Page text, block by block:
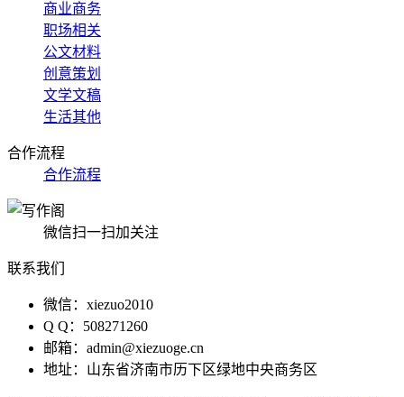
商业商务
职场相关
公文材料
创意策划
文学文稿
生活其他
合作流程
合作流程
微信扫一扫加关注
联系我们
微信：xiezuo2010
Q Q：508271260
邮箱：admin@xiezuoge.cn
地址：山东省济南市历下区绿地中央商务区